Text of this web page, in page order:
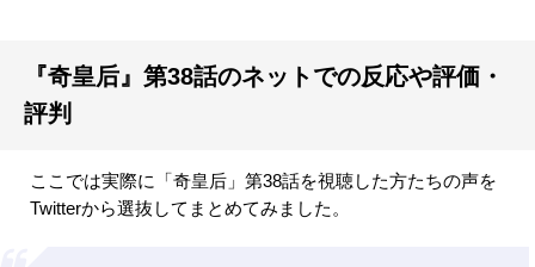
『奇皇后』第38話のネットでの反応や評価・
評判
ここでは実際に「奇皇后」第38話を視聴した方たちの声を
Twitterから選抜してまとめてみました。